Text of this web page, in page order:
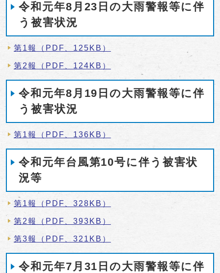
令和元年8月23日の大雨警報等に伴
う被害状況
第1報（PDF、125KB）
第2報（PDF、124KB）
令和元年8月19日の大雨警報等に伴
う被害状況
第1報（PDF、136KB）
令和元年台風第10号に伴う被害状
況等
第1報（PDF、328KB）
第2報（PDF、393KB）
第3報（PDF、321KB）
令和元年7月31日の大雨警報等に伴